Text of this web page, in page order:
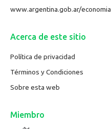
www.argentina.gob.ar/economia
Acerca de este sitio
Política de privacidad
Términos y Condiciones
Sobre esta web
Miembro